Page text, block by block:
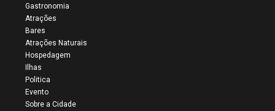
Gastronomia
Atrações
Bares
Atrações Naturais
Hospedagem
Ilhas
Politica
Evento
Sobre a Cidade